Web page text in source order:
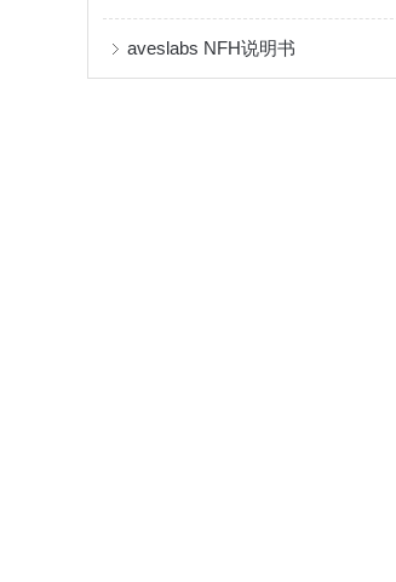
aveslabs NFH说明书